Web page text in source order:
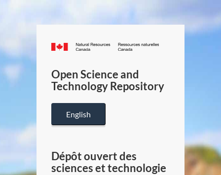
Canada.ca
/
Canada
Open Science and
Technology Repository
English
Dépôt ouvert des
sciences et technologie